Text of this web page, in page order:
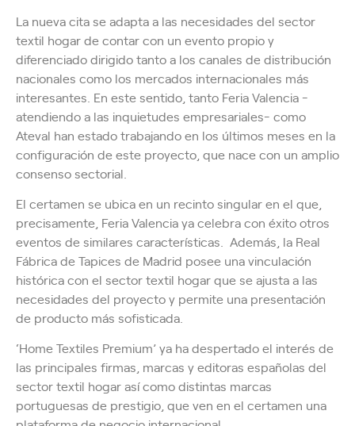
La nueva cita se adapta a las necesidades del sector
textil hogar de contar con un evento propio y
diferenciado dirigido tanto a los canales de distribución
nacionales como los mercados internacionales más
interesantes. En este sentido, tanto Feria Valencia -
atendiendo a las inquietudes empresariales- como
Ateval han estado trabajando en los últimos meses en la
configuración de este proyecto, que nace con un amplio
consenso sectorial.
El certamen se ubica en un recinto singular en el que,
precisamente, Feria Valencia ya celebra con éxito otros
eventos de similares características. Además, la Real
Fábrica de Tapices de Madrid posee una vinculación
histórica con el sector textil hogar que se ajusta a las
necesidades del proyecto y permite una presentación
de producto más sofisticada.
‘Home Textiles Premium’ ya ha despertado el interés de
las principales firmas, marcas y editoras españolas del
sector textil hogar así como distintas marcas
portuguesas de prestigio, que ven en el certamen una